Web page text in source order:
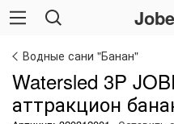
Водные сани "Банан"
Watersled 3P
аттракцион